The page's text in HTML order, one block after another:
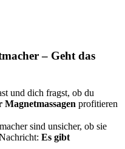
– Geht das
und dich fragst, ob du
profitieren
sind unsicher, ob sie
Es gibt